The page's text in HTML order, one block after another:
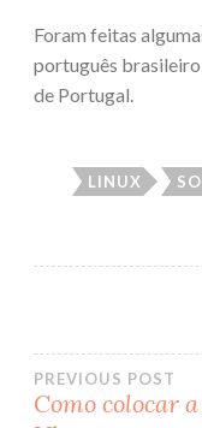
Foram feitas
português
de Portugal.
LINUX
PREVIOUS POST
Como colocar